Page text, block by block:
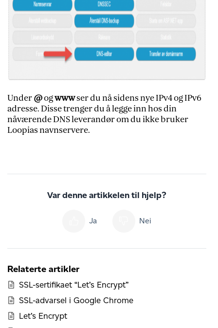
Under@ogwwwser du nå sidens nye IPv4 og IPv6
adresse. Disse trenger du å legge inn hos din
nåværende DNS leverandør om du ikke bruker
Loopias navnservere.
Var denne artikkelen til hjelp?
Ja Nei
Relaterte artikler
SSL-sertifikaet “Let’s Encrypt”
SSL-advarsel i Google Chrome
Let’s Encrypt